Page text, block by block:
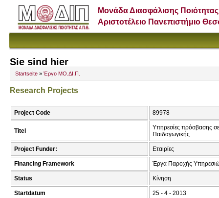
Μονάδα Διασφάλισης Ποιότητας
Αριστοτέλειο Πανεπιστήμιο
Sie sind hier
Startseite » Έργο ΜΟ.ΔΙ.Π.
Research Projects
Project Code 89978
Titel
Υπηρεσίες πρόσβασης
Παιδαγωγικής
Project Funder: Εταιρίες
Financing Framework Έργα Παροχής
Status Κίνηση
Startdatum 25 - 4 - 2013